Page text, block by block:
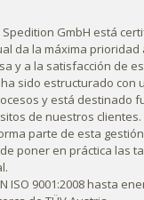
GmbH está
da la máxima
y a la satisfacción de
sido estructurado con
y está destinado
de nuestros
parte de esta
poner en práctica las
ISO 9001:2008 hasta